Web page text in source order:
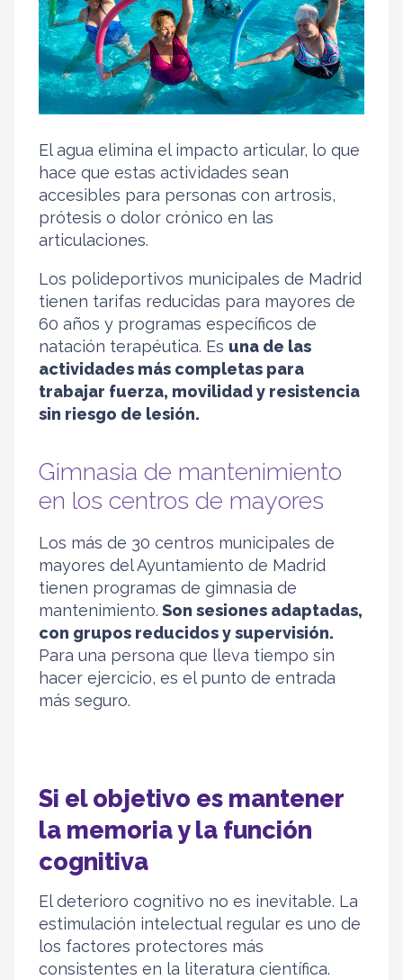
El agua elimina el impacto articular, lo que
hace que estas actividades sean
accesibles para personas con artrosis,
prótesis o dolor crónico en las
articulaciones.
Los polideportivos municipales de Madrid
tienen tarifas reducidas para mayores de
60 años y programas específicos de
natación terapéutica. Es una de las
actividades más completas para
trabajar fuerza, movilidad y resistencia
sin riesgo de lesión.
Gimnasia de mantenimiento
en los centros de mayores
Los más de 30 centros municipales de
mayores del Ayuntamiento de Madrid
tienen programas de gimnasia de
mantenimiento. Son sesiones adaptadas,
con grupos reducidos y supervisión.
Para una persona que lleva tiempo sin
hacer ejercicio, es el punto de entrada
más seguro.
Si el objetivo es mantener
la memoria y la función
cognitiva
El deterioro cognitivo no es inevitable. La
estimulación intelectual regular es uno de
los factores protectores más
consistentes en la literatura científica.